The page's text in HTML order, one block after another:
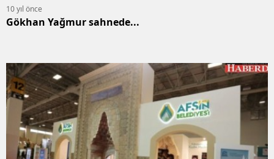
10 yıl önce
Gökhan Yağmur sahnede...